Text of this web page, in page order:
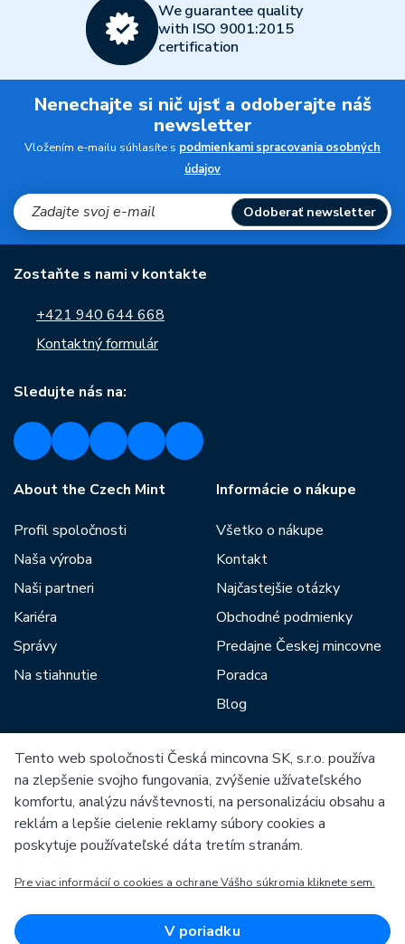
We guarantee quality
with ISO 9001:2015
certification
Nenechajte si nič ujsť a odoberajte náš
newsletter
Vložením e-mailu súhlasíte s podmienkami spracovania osobných
údajov
Odoberať newsletter
Zostaňte s nami v kontakte
+421 940 644 668
Kontaktný formulár
Sledujte nás na:
About the Czech Mint
Profil spoločnosti
Naša výroba
Naši partneri
Kariéra
Správy
Na stiahnutie
Informácie o nákupe
Všetko o nákupe
Kontakt
Najčastejšie otázky
Obchodné podmienky
Predajne Českej mincovne
Poradca
Blog
Medzi našich partnerov patria:
Európska únia
OP Podnikanie a inovácie pre konkurencieschopnosť
Tento web spoločnosti Česká mincovna SK, s.r.o. používa
na zlepšenie svojho fungovania, zvýšenie užívateľského
komfortu, analýzu návštevnosti, na personalizáciu obsahu a
reklám a lepšie cielenie reklamy súbory cookies a
poskytuje používateľské dáta tretím stranám.
Pre viac informácií o cookies a ochrane Vášho súkromia kliknete sem.
V poriadku